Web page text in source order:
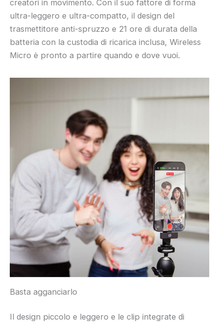
creatori in movimento. Con il suo fattore di forma
ultra-leggero e ultra-compatto, il design del
trasmettitore anti-spruzzo e 21 ore di durata della
batteria con la custodia di ricarica inclusa, Wireless
Micro è pronto a partire quando e dove vuoi.
Basta agganciarlo
Il design piccolo e leggero e le clip integrate di